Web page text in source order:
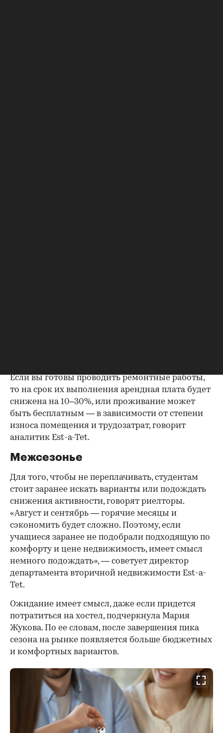
Если вы готовы проводить ремонтные работы,
то на срок их выполнения арендная плата будет
снижена на 10–30%, или проживание может
быть бесплатным — в зависимости от степени
износа помещения и трудозатрат, говорит
аналитик Est-a-Tet.
Межсезонье
Для того, чтобы не переплачивать, студентам
стоит заранее искать варианты или подождать
снижения активности, говорят риелторы.
«Август и сентябрь — горячие месяцы и
сэкономить будет сложно. Поэтому, если
учащиеся заранее не подобрали подходящую по
комфорту и цене недвижимость, имеет смысл
немного подождать», — советует директор
департамента вторичной недвижимости Est-a-
Tet.
Ожидание имеет смысл, даже если придется
потратиться на хостел, подчеркнула Мария
Жукова. По ее словам, после завершения пика
сезона на рынке появляется больше бюджетных
и комфортных вариантов.